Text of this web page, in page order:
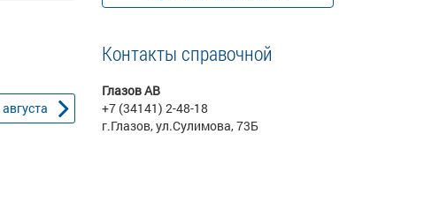
августа
Контакты справочной
Глазов АВ
+7 (34141) 2-48-18
г.Глазов, ул.Сулимова, 73Б